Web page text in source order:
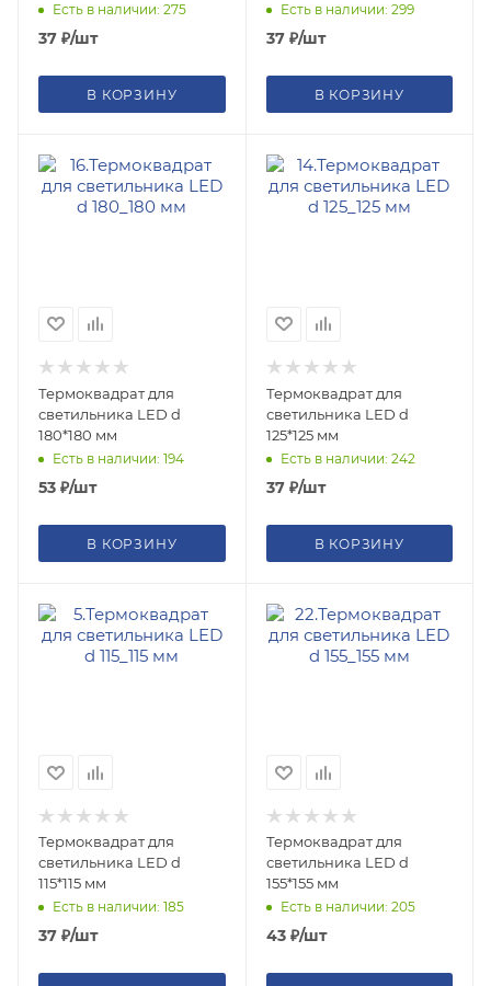
Есть в наличии: 275
37 ₽/шт
В КОРЗИНУ
Есть в наличии: 299
37₽/шт
В КОРЗИНУ
Термоквадрат для
светильника LED d
180*180 мм
Есть в наличии: 194
53 ₽/шт
В КОРЗИНУ
Термоквадрат для
светильника LED d
125*125 мм
Есть в наличии: 242
37₽/шт
В КОРЗИНУ
Термоквадрат для
светильника LED d
115*115 мм
Есть в наличии: 185
37 ₽/шт
Термоквадрат для
светильника LED d
155*155 мм
Есть в наличии: 205
43₽/шт